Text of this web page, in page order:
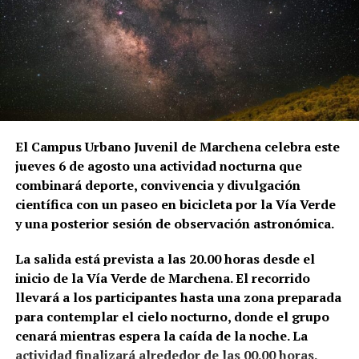
Ruiz II, maestro mayor del Arzobispado de Sevilla y
uno de los grandes arquitectos del Renacimiento
andaluz, viajó a Marchena para visitar las torres de
San Juan y San Miguel. El desplazamiento se realizó
por orden del provisor general del Arzobispado,
duró tres días y fue remunerado con 54 reales. La
anotación se conserva en el Libro de Cuentas de
Fábrica de la parroquia de San Juan.
Sin embargo, el historiador del arte Alfredo J.
Morales advierte de que la brevedad del documento
impide conocer el alcance exacto de aquella
—«visitar la torre de San Juan e San Miguel»— podría
referirse tanto a la preparación de una obra como a
una simple inspección sobre el estado de
conservación de los campanarios. Morales señala,
además, que no localizó otras referencias
posteriores que permitieran relacionar directamente
El Campus Urbano Juvenil de Marchena celebra este
jueves 6 de agosto una actividad nocturna que
combinará deporte, convivencia y divulgación
científica con un paseo en bicicleta por la Vía Verde
y una posterior sesión de observación astronómica.
La salida está prevista a las 20.00 horas desde el
inicio de la Vía Verde de Marchena. El recorrido
llevará a los participantes hasta una zona preparada
para contemplar el cielo nocturno, donde el grupo
cenará mientras espera la caída de la noche. La
actividad finalizará alrededor de las 00.00 horas.